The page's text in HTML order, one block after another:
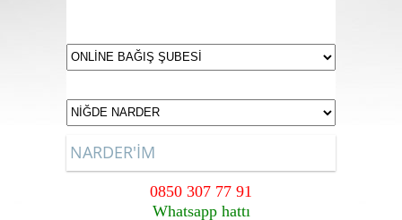
NARDER'İM
0850 307 77 91
Whatsapp hattı